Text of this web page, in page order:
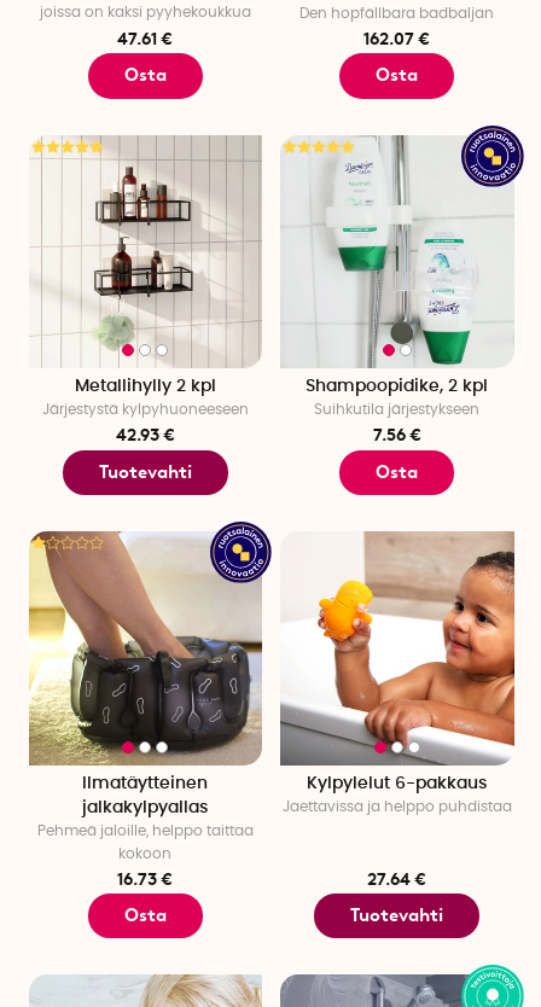
joissa on kaksi pyyhekoukkua
47.61 €
Osta
Den hopfällbara badbaljan
162.07 €
Osta
Metallihylly 2 kpl
Järjestystä kylpyhuoneeseen
42.93 €
Tuotevahti
Shampoopidike, 2 kpl
Suihkutila järjestykseen
7.56 €
Osta
Ilmatäytteinen
jalkakylpyallas
Pehmeä jaloille, helppo taittaa
kokoon
16.73 €
Osta
Kylpylelut 6-pakkaus
Jaettavissa ja helppo puhdistaa
27.64 €
Tuotevahti